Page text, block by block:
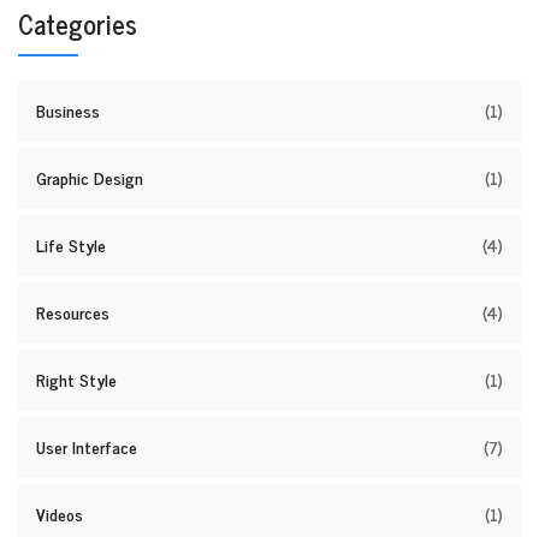
Categories
Business (1)
Graphic Design (1)
Life Style (4)
Resources (4)
Right Style (1)
User Interface (7)
Videos (1)